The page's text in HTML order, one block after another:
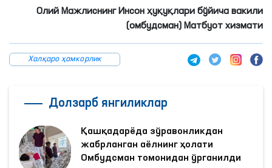
Олий Мажлиснинг Инсон ҳуқуқлари бўйича вакили
(омбудсман) Матбуот хизмати
Халқаро ҳамкорлик
Долзарб янгиликлар
Қашқадарёда зўравонликдан
жабрланган аёлнинг ҳолати
Омбудсман томонидан ўрганилди